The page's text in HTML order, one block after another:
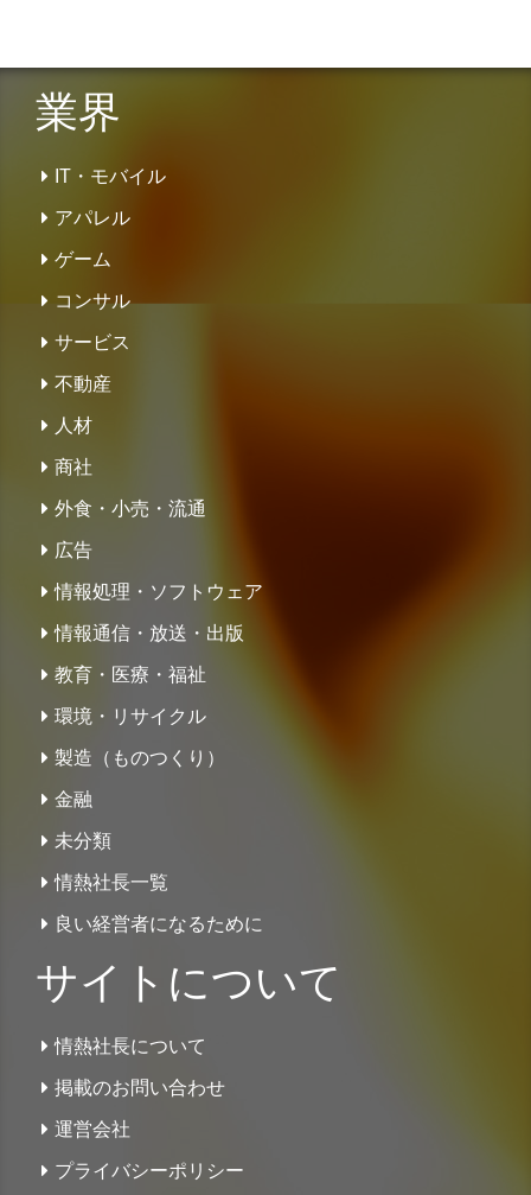
業界
IT・モバイル
アパレル
ゲーム
コンサル
サービス
不動産
人材
商社
外食・小売・流通
広告
情報処理・ソフトウェア
情報通信・放送・出版
教育・医療・福祉
環境・リサイクル
製造（ものつくり）
金融
未分類
情熱社長一覧
良い経営者になるために
サイトについて
情熱社長について
掲載のお問い合わせ
運営会社
プライバシーポリシー